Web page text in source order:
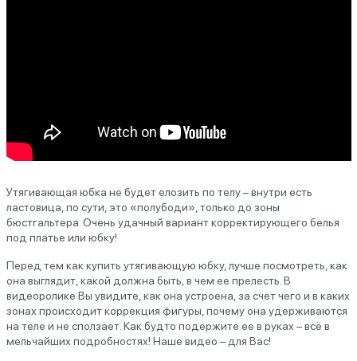
Утягивающая юбка не будет елозить по телу – внутри есть
ластовица, по сути, это «полубоди», только до зоны
бюстгальтера. Очень удачный вариант корректирующего белья
под платье или юбку!
Перед тем как купить утягивающую юбку, лучше посмотреть, как
она выглядит, какой должна быть, в чем ее прелесть. В
видеоролике Вы увидите, как она устроена, за счет чего и в каких
зонах происходит коррекция фигуры, почему она удерживаются
на теле и не сползает. Как будто подержите ее в руках – всё в
мельчайших подробностях! Наше видео – для Вас!